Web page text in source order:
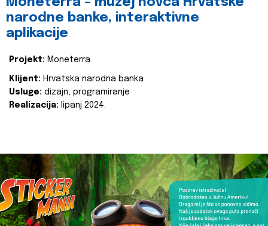
narodne banke, interaktivne
aplikacije
Projekt: Moneterra
Klijent: Hrvatska narodna banka
Usluge: dizajn, programiranje
Realizacija: lipanj 2024.